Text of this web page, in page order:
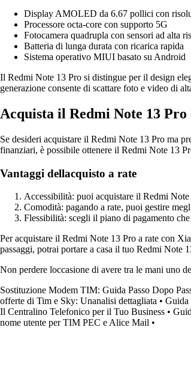
Display AMOLED da 6.67 pollici con
Processore octa-core con supporto 5G
Fotocamera quadrupla con sensori ad alta
Batteria di lunga durata con ricarica rapida
Sistema operativo MIUI basato su Android
Il Redmi Note 13 Pro si distingue per il design
generazione consente di scattare foto e video di
Acquista il Redmi Note 13
Se desideri acquistare il Redmi Note 13 Pro ma
finanziari, è possibile ottenere il Redmi Note 13
Vantaggi dellacquisto a rate
Accessibilità: puoi acquistare il Redmi
Comodità: pagando a rate, puoi gestire
Flessibilità: scegli il piano di pagamento
Per acquistare il Redmi Note 13 Pro a rate con
passaggi, potrai portare a casa il tuo Redmi Note
Non perdere loccasione di avere tra le mani uno
Sostituzione Modem TIM: Guida Passo Dopo
offerte di Tim e Sky: Unanalisi dettagliata • Guida
Il Centralino Telefonico per il Tuo Business •
nome utente per TIM PEC e Alice Mail •